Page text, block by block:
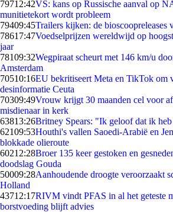
79712:42VS: kans op Russische aanval op
munitietekort wordt probleem
79409:45Trailers kijken: de bioscoopreleases
78617:47Voedselprijzen wereldwijd op
jaar
78109:32Wegpiraat scheurt met 146 km/u
Amsterdam
70510:16EU bekritiseert Meta en TikTok om
desinformatie Ceuta
70309:49Vrouw krijgt 30 maanden cel voor
misdienaar in kerk
63813:26Britney Spears: "Ik geloof dat ik
62109:53Houthi's vallen Saoedi-Arabië en
blokkade olieroute
60212:28Broer 135 keer gestoken en
doodslag Gouda
50009:28Aanhoudende droogte veroorzaakt
Holland
43712:17RIVM vindt PFAS in al het geteste
borstvoeding blijft advies